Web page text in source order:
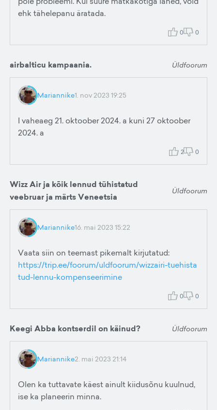
ehk tähelepanu äratada.
0 0
airbalticu kampaania. Üldfoorum
Mariannike1. nov 2023 19:25
I vaheaeg 21. oktoober 2024. a kuni 27 oktoober
2024. a
2 0
Wizz Air ja kõik lennud tühistatud
veebruar ja märts Veneetsia
Üldfoorum
Mariannike16. mai 2023 15:22
Vaata siin on teemast pikemalt kirjutatud:
https://trip.ee/foorum/uldfoorum/wizzairi-tuehista
tud-lennu-kompenseerimine
0 0
Keegi Abba kontserdil on käinud? Üldfoorum
Mariannike2. mai 2023 21:14
Olen ka tuttavate käest ainult kiidusõnu kuulnud,
ise ka planeerin minna.